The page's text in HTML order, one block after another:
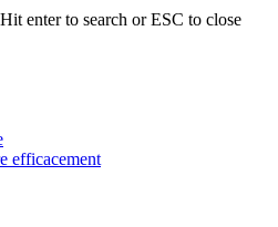
Hit enter to search or ESC to close
efficacement